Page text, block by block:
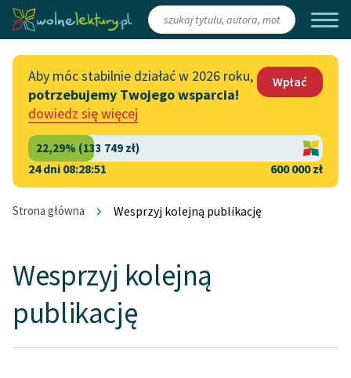
Zaloguj się/Załóż konto
Katalog
Lektury szkolne
Książki
Kolekcje tematyczne
NOWOŚCI
Motywy literackie
Włącz się
Wesprzyj Wolne Lektury
Współpraca z firmami
Włącz się w prace
Aby móc stabilnie działać w 2026 roku,
potrzebujemy Twojego wsparcia!
dowiedz się więcej
Wpłać
24 dni 08:28:50 600 000 zł
Strona główna Wesprzyj kolejną publikację
Wesprzyj kolejną
publikację